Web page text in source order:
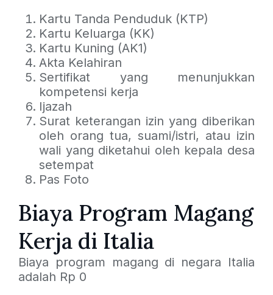
Kartu Tanda Penduduk (KTP)
Kartu Keluarga (KK)
Kartu Kuning (AK1)
Akta Kelahiran
Sertifikat yang menunjukkan
kompetensi kerja
Ijazah
Surat keterangan izin yang diberikan
oleh orang tua, suami/istri, atau izin
wali yang diketahui oleh kepala desa
setempat
Pas Foto
Biaya Program Magang
Kerja di Italia
Biaya program magang di negara Italia
adalah Rp 0